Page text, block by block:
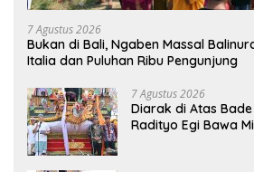
7 Agustus 2026
Bukan di Bali, Ngaben Massal
Italia dan Puluhan Ribu Pengunjung
7 Agustus 2026
Diarak di Atas
Radityo Egi Bawa